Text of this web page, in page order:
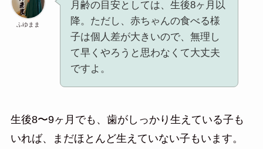
ふゆまま
月齢の目安としては、生後8ヶ月以
降。ただし、赤ちゃんの食べる様
子は個人差が大きいので、無理し
て早くやろうと思わなくて大丈夫
ですよ。
生後8〜9ヶ月でも、歯がしっかり生えている子も
いれば、まだほとんど生えていない子もいます。